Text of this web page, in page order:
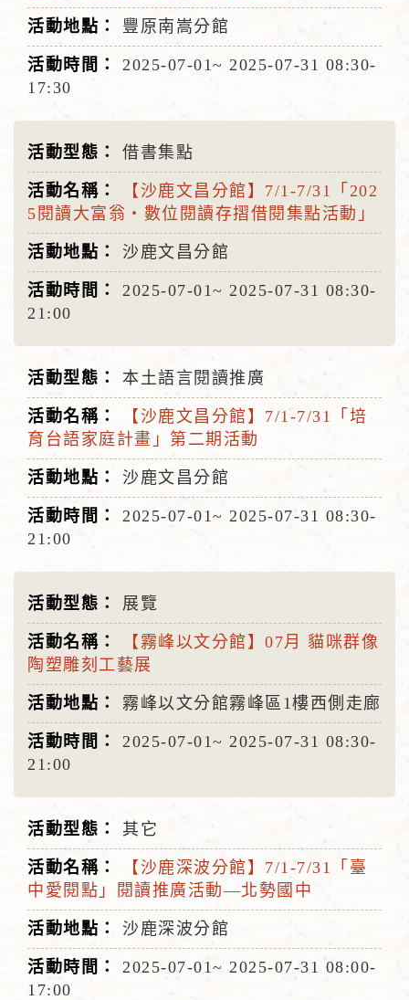
豐原南嵩分館
2025-07-01~ 2025-07-31 08:30-
17:30
借書集點
【沙鹿文昌分館】7/1-7/31「202
5閱讀大富翁‧數位閱讀存摺借閱集點活動」
沙鹿文昌分館
2025-07-01~ 2025-07-31 08:30-
21:00
本土語言閱讀推廣
【沙鹿文昌分館】7/1-7/31「培
育台語家庭計畫」第二期活動
沙鹿文昌分館
2025-07-01~ 2025-07-31 08:30-
21:00
展覽
【霧峰以文分館】07月 貓咪群像
陶塑雕刻工藝展
霧峰以文分館霧峰區1樓西側走廊
2025-07-01~ 2025-07-31 08:30-
21:00
其它
【沙鹿深波分館】7/1-7/31「臺
中愛閱點」閱讀推廣活動—北勢國中
沙鹿深波分館
2025-07-01~ 2025-07-31 08:00-
17:00